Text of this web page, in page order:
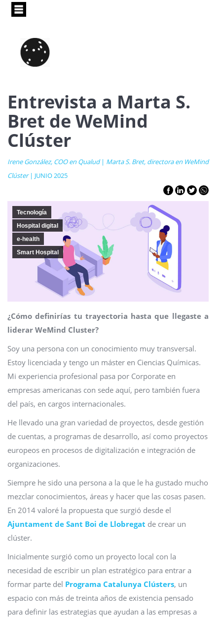
Pasar
principal
Entrevista a Marta S.
Bret de WeMind
Clúster
Irene González, COO en Qualud | Marta S. Bret, directora en WeMind
Clúster | JUNIO 2025
Tecnología
Hospital digital
e-health
Smart Hospital
¿Cómo definirías tu trayectoria hasta que llegaste a
liderar WeMind Cluster?
Soy una persona con un conocimiento muy transversal.
Estoy licenciada y tengo un máster en Ciencias Químicas.
Mi experiencia profesional pasa por Corporate en
empresas americanas con sede aquí, pero también fuera
del país, en cargos internacionales.
He llevado una gran variedad de proyectos, desde gestión
de cuentas, a programas de desarrollo, así como proyectos
europeos en procesos de digitalización e integración de
organizaciones.
Siempre he sido una persona a la que le ha gustado mucho
mezclar conocimientos, áreas y hacer que las cosas pasen.
En 2014 valoré la propuesta que surgió desde el
Ajuntament de Sant Boi de Llobregat de crear un
clúster.
Inicialmente surgió como un proyecto local con la
necesidad de escribir un plan estratégico para entrar a
formar parte del Programa Catalunya Clústers, un
espacio con más de treinta años de existencia pensado
para definir las estrategias que ayudan a las empresas a